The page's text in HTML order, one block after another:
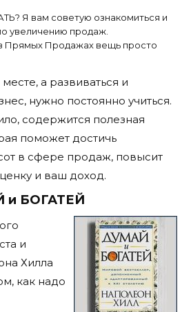
Я вам советую ознакомиться и
увеличению продаж.
Прямых Продажах вещь просто
а развиваться и
нужно постоянно учиться.
содержится полезная
поможет достичь
в сфере продаж, повысит
и ваш доход.
и БОГАТЕЙ
и
Хилла
как надо